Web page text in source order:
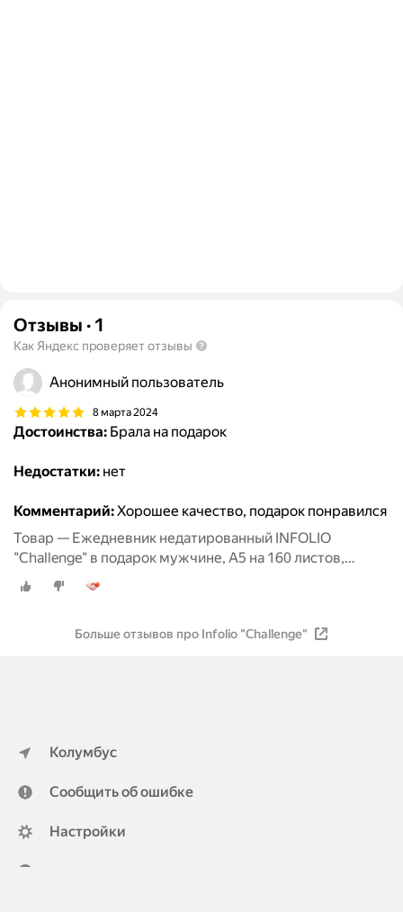
Отзывы · 1
Как Яндекс проверяет отзывы
Анонимный пользователь
8 марта 2024
Достоинства: Брала на подарок
Недостатки: нет
Комментарий:Хорошее качество, подарок понравился
Товар — Ежедневник недатированный INFOLIO
"Challenge" в подарок мужчине, А5 на 160 листов,
твердая обложка с поролоном
Больше отзывов про Infolio "Challenge"
Колумбус
Сообщить об ошибке
Настройки